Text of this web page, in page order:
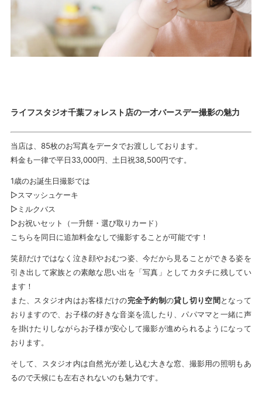
ライフスタジオ千葉フォレスト店の一才バースデー撮影の魅力
当店は、85枚のお写真をデータでお渡ししております。
料金も一律で平日33,000円、土日祝38,500円です。
1歳のお誕生日撮影では
▷スマッシュケーキ
▷ミルクバス
▷お祝いセット（一升餅・選び取りカード）
こちらを同日に追加料金なしで撮影することが可能です！
笑顔だけではなく泣き顔やおむつ姿、今だから見ることができる姿を
引き出して家族との素敵な思い出を「写真」としてカタチに残してい
ます！
また、スタジオ内はお客様だけの完全予約制の貸し切り空間となって
おりますので、お子様の好きな音楽を流したり、パパママと一緒に声
を掛けたりしながらお子様が安心して撮影が進められるようになって
おります。
そして、スタジオ内は自然光が差し込む大きな窓、撮影用の照明もあ
るので天候にも左右されないのも魅力です。